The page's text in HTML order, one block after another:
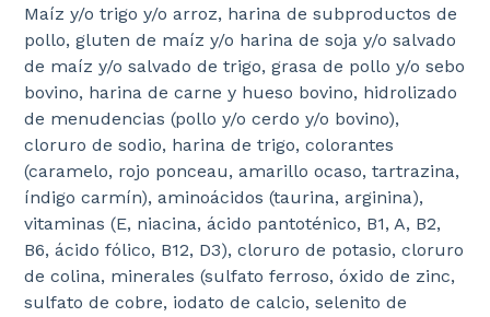
Maíz y/o trigo y/o arroz, harina de subproductos de
pollo, gluten de maíz y/o harina de soja y/o salvado
de maíz y/o salvado de trigo, grasa de pollo y/o sebo
bovino, harina de carne y hueso bovino, hidrolizado
de menudencias (pollo y/o cerdo y/o bovino),
cloruro de sodio, harina de trigo, colorantes
(caramelo, rojo ponceau, amarillo ocaso, tartrazina,
índigo carmín), aminoácidos (taurina, arginina),
vitaminas (E, niacina, ácido pantoténico, B1, A, B2,
B6, ácido fólico, B12, D3), cloruro de potasio, cloruro
de colina, minerales (sulfato ferroso, óxido de zinc,
sulfato de cobre, iodato de calcio, selenito de